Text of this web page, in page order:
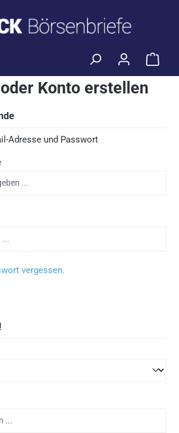
Konto erstellen
Adresse und Passwort
vergessen.